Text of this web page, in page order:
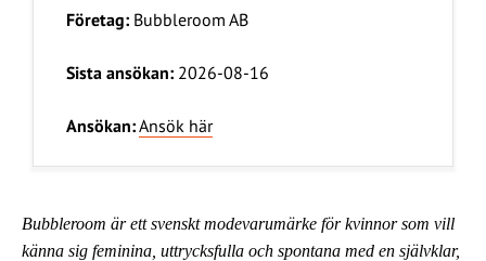
Företag: Bubbleroom AB
Sista ansökan: 2026-08-16
Ansökan:Ansök här
Bubbleroom är ett svenskt modevarumärke för kvinnor som vill
känna sig feminina, uttrycksfulla och spontana med en självklar,